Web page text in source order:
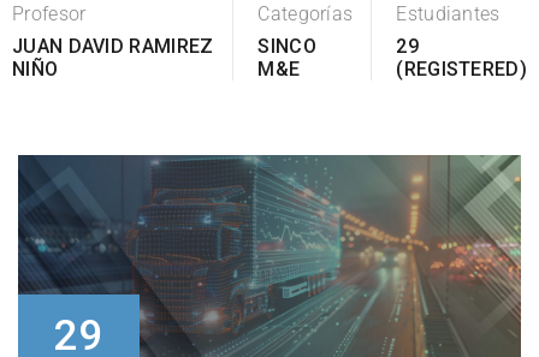
Profesor
JUAN DAVID RAMIREZ
NIÑO
Categorías
SINCO
M&E
Estudiantes
29
(REGISTERED)
29